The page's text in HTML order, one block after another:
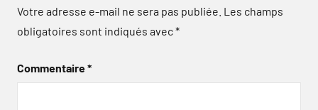
Votre adresse e-mail ne sera pas publiée. Les champs
obligatoires sont indiqués avec*
Commentaire*